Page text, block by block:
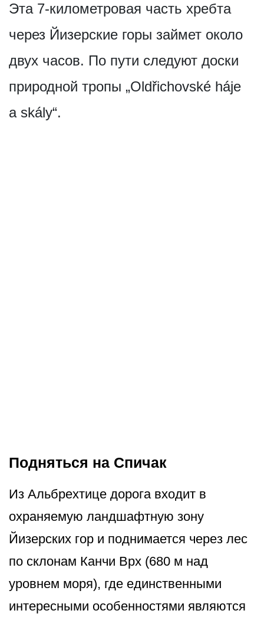
Эта 7-километровая часть хребта
через Йизерские горы займет около
двух часов. По пути следуют доски
природной тропы „Oldřichovské háje
a skály“.
Подняться на Спичак
Из Альбрехтице дорога входит в
охраняемую ландшафтную зону
Йизерских гор и поднимается через лес
по склонам Канчи Врх (680 м над
уровнем моря), где единственными
интересными особенностями являются